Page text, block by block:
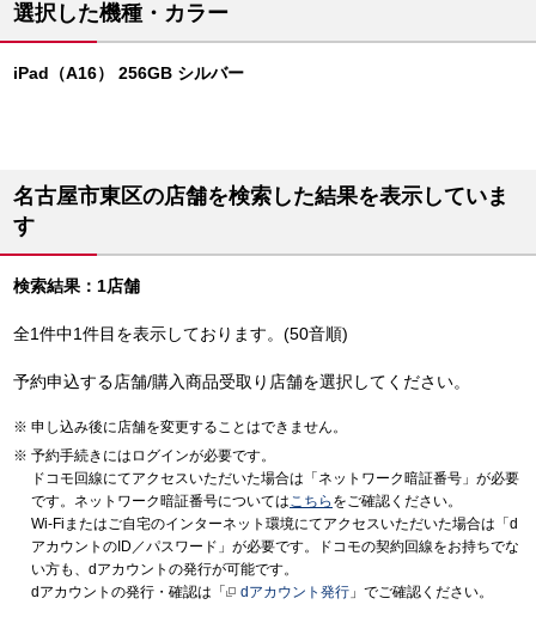
選択した機種・カラー
iPad（A16） 256GB シルバー
名古屋市東区の店舗を検索した結果を表示していま
す
検索結果：1店舗
全1件中1件目を表示しております。(50音順)
予約申込する店舗/購入商品受取り店舗を選択してください。
申し込み後に店舗を変更することはできません。
予約手続きにはログインが必要です。
ドコモ回線にてアクセスいただいた場合は「ネットワーク暗証番号」が必要
です。ネットワーク暗証番号についてはこちら をご確認ください。
Wi-Fiまたはご自宅のインターネット環境にてアクセスいただいた場合は「d
アカウントのID／パスワード」が必要です。ドコモの契約回線をお持ちでな
い方も、dアカウントの発行が可能です。
dアカウントの発行・確認は「
dアカウント発行 」でご確認ください。